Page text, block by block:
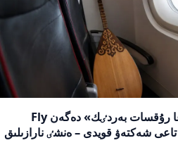
«دومبىراعا رۇقسات بەردٸك» دەگەن Fly
Arystan تاعى شەكتەۋ قويدى – ەنشٸ نارازىلىق